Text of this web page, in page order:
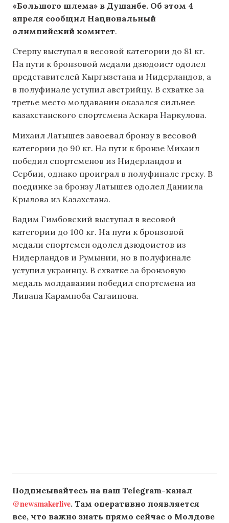
«Большого шлема» в Душанбе. Об этом 4
апреля сообщил Национальный
олимпийский комитет.
Стерпу выступал в весовой категории до 81 кг.
На пути к бронзовой медали дзюдоист одолел
представителей Кыргызстана и Нидерландов, а
в полуфинале уступил австрийцу. В схватке за
третье место молдаванин оказался сильнее
казахстанского спортсмена Аскара Наркулова.
Михаил Латышев завоевал бронзу в весовой
категории до 90 кг. На пути к бронзе Михаил
победил спортсменов из Нидерландов и
Сербии, однако проиграл в полуфинале греку. В
поединке за бронзу Латышев одолел Даниила
Крылова из Казахстана.
Вадим Гимбовский выступал в весовой
категории до 100 кг. На пути к бронзовой
медали спортсмен одолел дзюдоистов из
Нидерландов и Румынии, но в полуфинале
уступил украинцу. В схватке за бронзовую
медаль молдаванин победил спортсмена из
Ливана Карамноба Сагаипова.
Подписывайтесь на наш Telegram-канал
@newsmakerlive. Там оперативно появляется
все, что важно знать прямо сейчас о Молдове